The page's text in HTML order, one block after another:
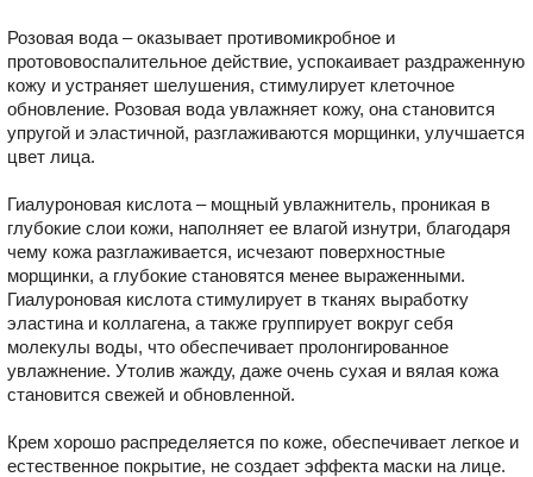
Розовая вода – оказывает противомикробное и
протововоспалительное действие, успокаивает раздраженную
кожу и устраняет шелушения, стимулирует клеточное
обновление. Розовая вода увлажняет кожу, она становится
упругой и эластичной, разглаживаются морщинки, улучшается
цвет лица.
Гиалуроновая кислота – мощный увлажнитель, проникая в
глубокие слои кожи, наполняет ее влагой изнутри, благодаря
чему кожа разглаживается, исчезают поверхностные
морщинки, а глубокие становятся менее выраженными.
Гиалуроновая кислота стимулирует в тканях выработку
эластина и коллагена, а также группирует вокруг себя
молекулы воды, что обеспечивает пролонгированное
увлажнение. Утолив жажду, даже очень сухая и вялая кожа
становится свежей и обновленной.
Крем хорошо распределяется по коже, обеспечивает легкое и
естественное покрытие, не создает эффекта маски на лице.